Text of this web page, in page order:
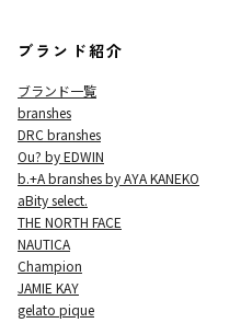
ブランド紹介
ブランド一覧
branshes
DRC branshes
Ou? by EDWIN
b.+A branshes by AYA KANEKO
aBity select.
THE NORTH FACE
NAUTICA
Champion
JAMIE KAY
gelato pique